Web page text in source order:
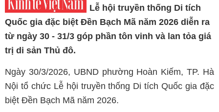
Lễ hội truyền thống Di tích
Quốc gia đặc biệt Đền Bạch Mã năm 2026 diễn ra
từ ngày 30 - 31/3 góp phần tôn vinh và lan tỏa giá
trị di sản Thủ đô.
Ngày 30/3/2026, UBND phường Hoàn Kiếm, TP. Hà
Nội tổ chức Lễ hội truyền thống Di tích Quốc gia đặc
biệt Đền Bạch Mã năm 2026.